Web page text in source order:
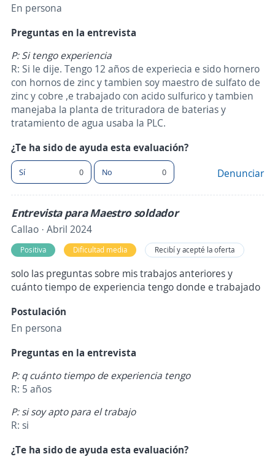
En persona
Preguntas en la entrevista
P: Si tengo experiencia
R: Si le dije. Tengo 12 años de experiecia e sido hornero
con hornos de zinc y tambien soy maestro de sulfato de
zinc y cobre ,e trabajado con acido sulfurico y tambien
manejaba la planta de trituradora de baterias y
tratamiento de agua usaba la PLC.
¿Te ha sido de ayuda esta evaluación?
Sí 0 No 0 Denunciar
Entrevista para Maestro soldador
Callao · Abril 2024
Positiva Dificultad media Recibí y acepté la oferta
solo las preguntas sobre mis trabajos anteriores y
cuánto tiempo de experiencia tengo donde e trabajado
Postulación
En persona
Preguntas en la entrevista
P: q cuánto tiempo de experiencia tengo
R: 5 años
P: si soy apto para el trabajo
R: si
¿Te ha sido de ayuda esta evaluación?